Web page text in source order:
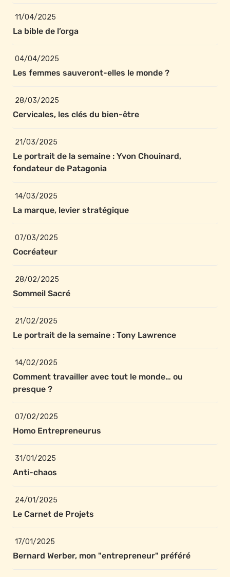
La bible de l’orga
11/04/2025
Les femmes sauveront-elles le monde ?
04/04/2025
Cervicales, les clés du bien-être
28/03/2025
Le portrait de la semaine : Yvon Chouinard,
fondateur de Patagonia
21/03/2025
La marque, levier stratégique
14/03/2025
Cocréateur
07/03/2025
Sommeil Sacré
28/02/2025
Le portrait de la semaine : Tony Lawrence
21/02/2025
Comment travailler avec tout le monde… ou
presque ?
14/02/2025
Homo Entrepreneurus
07/02/2025
Anti-chaos
31/01/2025
Le Carnet de Projets
24/01/2025
Bernard Werber, mon "entrepreneur" préféré
17/01/2025